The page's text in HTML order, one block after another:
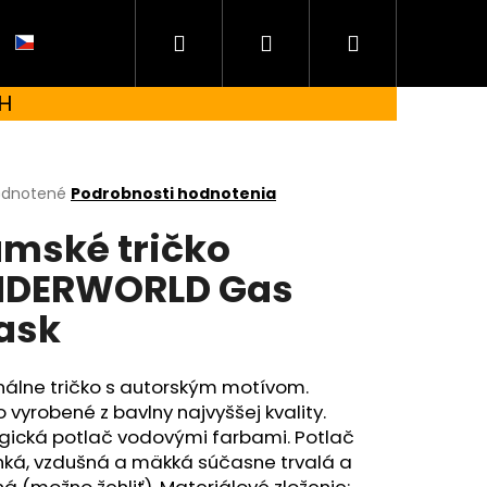
Hľadať PrihlásenieNákupný
košík
Podrobnosti hodnotenia
tričko
Gas
tričko s autorským motívom.
vyrobené z bavlny najvyššej kvality.
potlač vodovými farbami. Potlač
vzdušná a mäkká súčasne trvalá a
FOREST